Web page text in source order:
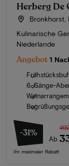
Herberg De
Bronkhorst,
Kulinarische
Niederlande
Angebot 1
6-Gänge-
-31%
Ab
Ihr maximaler Rabatt